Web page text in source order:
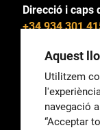
Direcció i caps
+34 934 301
General
Aquest
Utilitzem
navegació
“Acceptar